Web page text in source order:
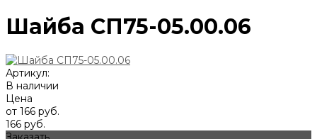
Шайба СП75-05.00.06
Артикул:
В наличии
Цена
от 166 руб.
166 руб.